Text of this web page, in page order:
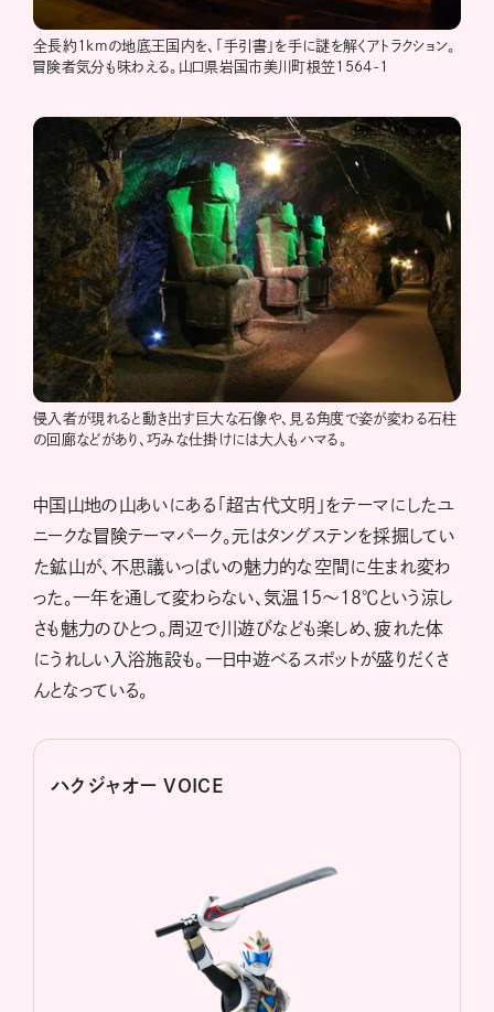
全長約1kmの地底王国内を、「手引書」を手に謎を解くアトラクション。
冒険者気分も味わえる。山口県岩国市美川町根笠1564-1
侵入者が現れると動き出す巨大な石像や、見る角度で姿が変わる石柱
の回廊などがあり、巧みな仕掛けには大人もハマる。
中国山地の山あいにある「超古代文明」をテーマにしたユ
ニークな冒険テーマパーク。元はタングステンを採掘してい
た鉱山が、不思議いっぱいの魅力的な空間に生まれ変わ
った。一年を通して変わらない、気温15～18℃という涼し
さも魅力のひとつ。周辺で川遊びなども楽しめ、疲れた体
にうれしい入浴施設も。一日中遊べるスポットが盛りだくさ
んとなっている。
ハクジャオー VOICE